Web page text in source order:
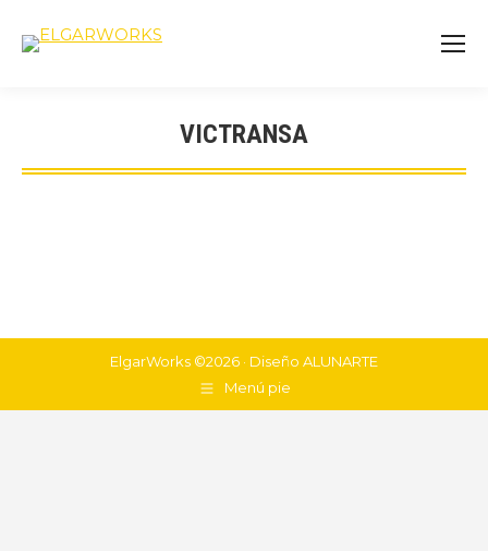
VICTRANSA
You are here:
ElgarWorks ©2026 · Diseño ALUNARTE
Menú pie